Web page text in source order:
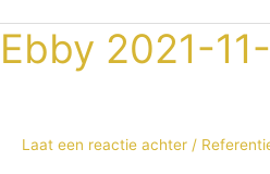
Ebby 2021-
Laat een reactie achter /
Ebby
2021-
22:47:16